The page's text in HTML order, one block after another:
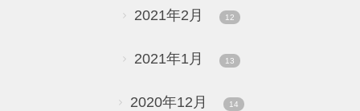
2021年2月 12
2021年1月 13
2020年12月 14